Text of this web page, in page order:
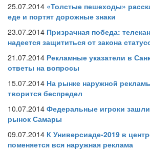
25.07.2014 «Толстые пешеходы»
еде и портят дорожные знаки
23.07.2014 Призрачная победа:
надеется защититься от закона
21.07.2014 Рекламные указатели в
ответы на вопросы
15.07.2014 На рынке наружной
творится беспредел
10.07.2014 Федеральные игроки
рынок Самары
09.07.2014 К Универсиаде-2019 в
поменяется вся наружная реклама